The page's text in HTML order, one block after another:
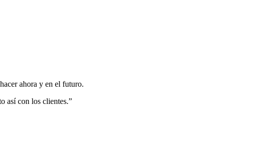
ahora y en el futuro.
así con los clientes.”